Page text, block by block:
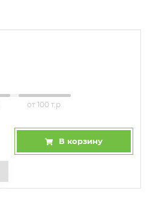
от 100 т.р.
В корзину